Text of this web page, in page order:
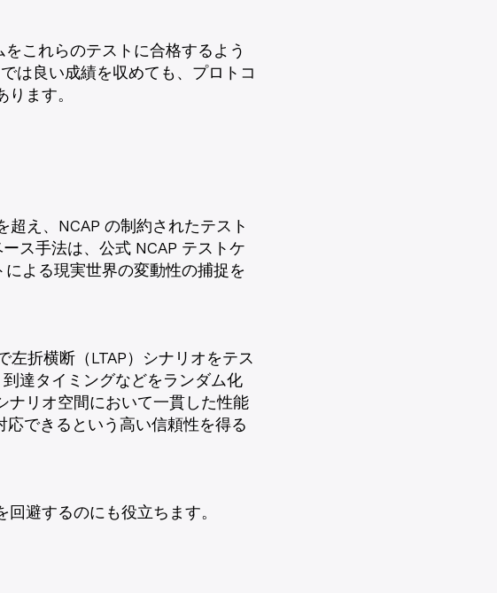
これらのテストに合格するよう
は良い成績を収めても、プロトコ
ます。
え、NCAP の制約されたテスト
ス手法は、公式 NCAP テストケ
よる現実世界の変動性の捕捉を
折横断（LTAP）シナリオをテス
達タイミングなどをランダム化
ナリオ空間において一貫した性能
できるという高い信頼性を得る
避するのにも役立ちます。